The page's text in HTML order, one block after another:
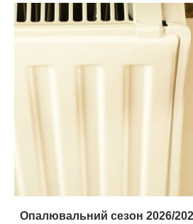
Опалювальний сезон 2026/